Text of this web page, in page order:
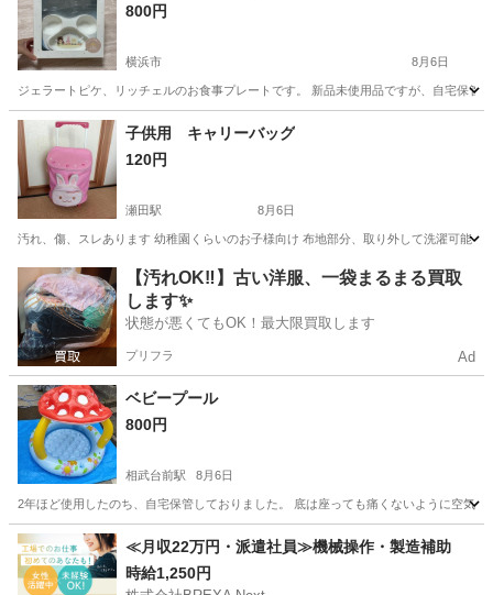
800円
横浜市 8月6日
ジェラートピケ、リッチェルのお食事プレートです。 新品未使用品ですが、自宅保管
神奈川 横浜市 ベビー用品
子供用 キャリーバッグ
120円
瀬田駅 8月6日
汚れ、傷、スレあります 幼稚園くらいのお子様向け 布地部分、取り外して洗濯可能
神奈川 座間市 瀬田駅 キッズ用品 キャリーバッグ
【汚れOK‼️】古い洋服、一袋まるまる買取
します✨
状態が悪くてもOK！最大限買取します
プリフラ Ad
ベビープール
800円
相武台前駅 8月6日
2年ほど使用したのち、自宅保管しておりました。 底は座っても痛くないように空気
神奈川 座間市 相武台前駅 子供用品 きのこ
≪月収22万円・派遣社員≫機械操作・製造補助
時給1,250円